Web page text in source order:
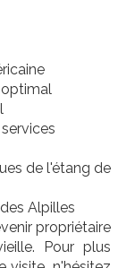
de l'étang de
Alpilles
propriétaire
Pour plus